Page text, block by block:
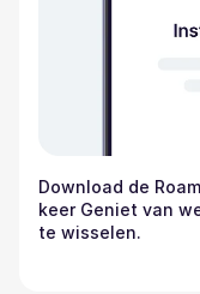
Download de
keer Geniet van
te wisselen.